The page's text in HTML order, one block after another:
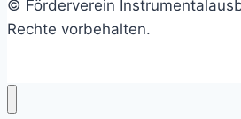
© Förderverein
Rechte vorbehalten.